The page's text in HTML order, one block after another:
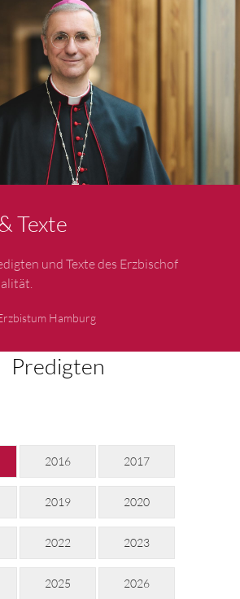
Texte
und Texte des Erzbischof
Hamburg
Predigten
2016 2017
2019 2020
2022 2023
2025 2026